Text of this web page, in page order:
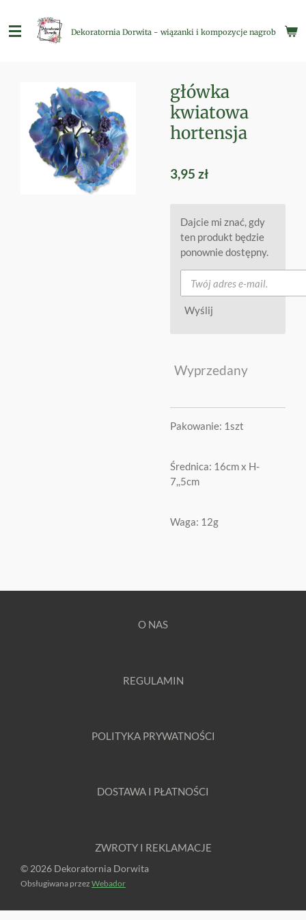
do
głównej
Dekoratornia Dorwita - wiązanki i kompozycje nagrobne
główka
kwiatowa
hortensja
3,95 zł
Dajcie mi znać, gdy
ten produkt będzie
ponownie dostępny.
Wyślij
Wyprzedany
Pakowanie: 1szt
Średnica: 16cm x H-
7,,5cm
Waga: 12g
O NAS
REGULAMIN
POLITYKA PRYWATNOŚCI
DOSTAWA I PŁATNOŚCI
ZWROTY I REKLAMACJE
© 2026 Dekoratornia Dorwita
Obsługiwana przez Webador